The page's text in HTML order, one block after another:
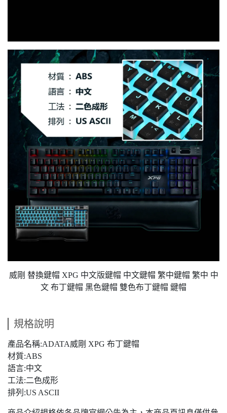
威剛 替換鍵帽 XPG 中文版鍵帽 中文鍵帽 繁中鍵帽 繁中 中
文 布丁鍵帽 黑色鍵帽 雙色布丁鍵帽 鍵帽
規格說明
產品名稱:ADATA威剛 XPG 布丁鍵帽
材質:ABS
語言:中文
工法:二色成形
排列:US ASCII